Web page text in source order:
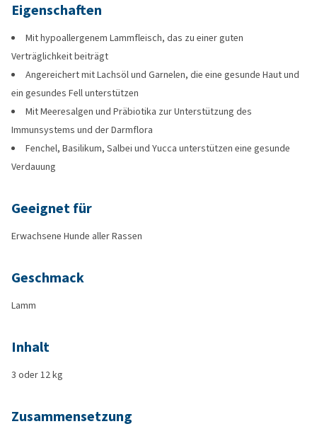
Eigenschaften
Mit hypoallergenem Lammfleisch, das zu einer guten
Verträglichkeit beiträgt
Angereichert mit Lachsöl und Garnelen, die eine gesunde Haut und
ein gesundes Fell unterstützen
Mit Meeresalgen und Präbiotika zur Unterstützung des
Immunsystems und der Darmflora
Fenchel, Basilikum, Salbei und Yucca unterstützen eine gesunde
Verdauung
Geeignet für
Erwachsene Hunde aller Rassen
Geschmack
Lamm
Inhalt
3 oder 12 kg
Zusammensetzung